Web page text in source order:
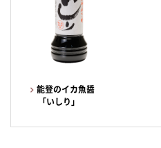
能登のイカ魚醤
「いしり」